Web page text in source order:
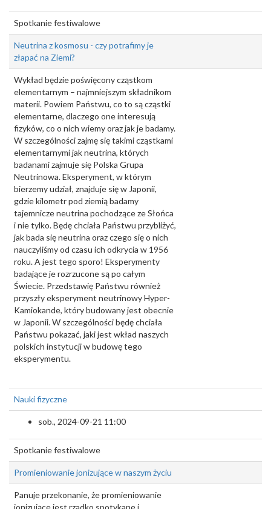
Spotkanie festiwalowe
Neutrina z kosmosu - czy potrafimy je
złapać na Ziemi?
Wykład będzie poświęcony cząstkom
elementarnym – najmniejszym składnikom
materii. Powiem Państwu, co to są cząstki
elementarne, dlaczego one interesują
fizyków, co o nich wiemy oraz jak je badamy.
W szczególności zajmę się takimi cząstkami
elementarnymi jak neutrina, których
badanami zajmuje się Polska Grupa
Neutrinowa. Eksperyment, w którym
bierzemy udział, znajduje się w Japonii,
gdzie kilometr pod ziemią badamy
tajemnicze neutrina pochodzące ze Słońca
i nie tylko. Będę chciała Państwu przybliżyć,
jak bada się neutrina oraz czego się o nich
nauczyliśmy od czasu ich odkrycia w 1956
roku. A jest tego sporo! Eksperymenty
badające je rozrzucone są po całym
Świecie. Przedstawię Państwu również
przyszły eksperyment neutrinowy Hyper-
Kamiokande, który budowany jest obecnie
w Japonii. W szczególności będę chciała
Państwu pokazać, jaki jest wkład naszych
polskich instytucji w budowę tego
eksperymentu.
Nauki fizyczne
sob., 2024-09-21 11:00
Spotkanie festiwalowe
Promieniowanie jonizujące w naszym życiu
Panuje przekonanie, że promieniowanie
jonizujące jest rzadko spotykane i